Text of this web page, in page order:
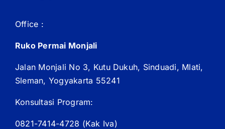
Office :
Ruko Permai Monjali
Jalan Monjali No 3, Kutu Dukuh, Sinduadi, Mlati,
Sleman, Yogyakarta 55241
Konsultasi Program:
0821-7414-4728 (Kak Iva)